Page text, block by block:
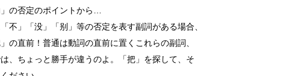
の否定のポイントから…
「不」「没」「别」等の否定を表す副詞がある場合、
の直前！普通は動詞の直前に置くこれらの副詞、
は、ちょっと勝手が違うのよ。「把」を探して、そ